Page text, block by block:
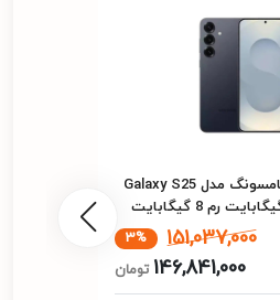
گوشی موبايل سامسونگ مدل Galaxy S25
151,037,000
3%
146,841,000 تومان